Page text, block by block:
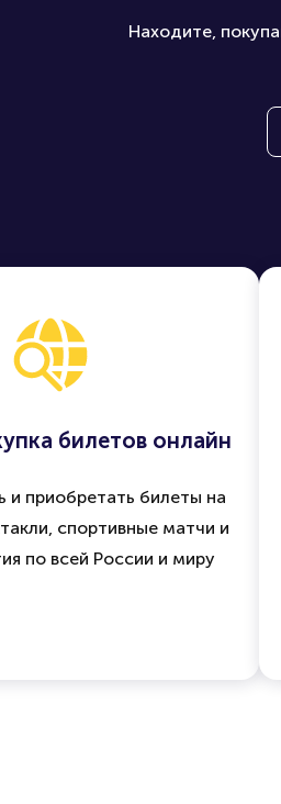
билетов онлайн
и приобретать билеты на